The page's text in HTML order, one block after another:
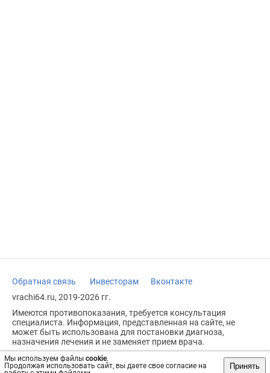
Мы используем файлы cookie.
Продолжая использовать сайт, вы даете свое согласие на
Принять
Обратная связь Инвесторам
Вконтакте
vrachi64.ru, 2019-2026 гг.
Имеются противопоказания, требуется консультация
специалиста. Информация, представленная на сайте, не
может быть использована для постановки диагноза,
назначения лечения и не заменяет прием врача.
Возрастное ограничение: 18+